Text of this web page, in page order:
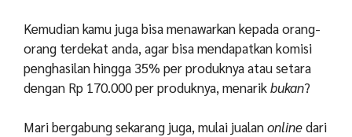
Kemudian kamu juga bisa menawarkan kepada orang-
orang terdekat anda, agar bisa mendapatkan komisi
penghasilan hingga 35% per produknya atau setara
dengan Rp 170.000 per produknya, menarikbukan?
Mari bergabung sekarang juga, mulai jualanonlinedari